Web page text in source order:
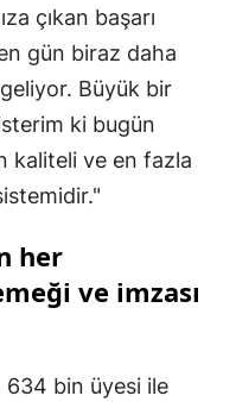
çıkan başarı
gün biraz daha
Büyük bir
ki bugün
kaliteli ve en fazla
her
ve imzası
634 bin üyesi ile